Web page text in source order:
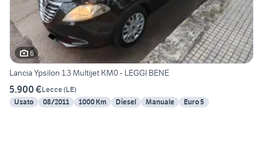
6
Lancia Ypsilon 1.3 Multijet KM0 - LEGGI BENE
5.900 €Lecce(LE)
Usato
08/2011 1000 Km Diesel Manuale Euro 5